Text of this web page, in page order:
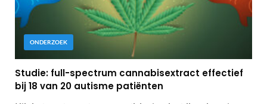
ONDERZOEK
Studie: full-spectrum cannabisextract effectief
bij 18 van 20 autisme patiënten